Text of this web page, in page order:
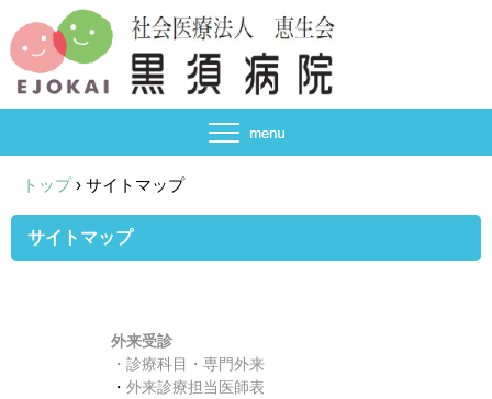
トップ › サイトマップ
サイトマップ
外来受診
・診療科目・専門外来
・外来診療担当医師表